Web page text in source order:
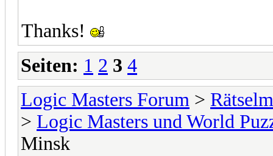
Thanks!
Seiten: 1 2 3 4
Logic Masters Forum >
> Logic Masters und World
Minsk